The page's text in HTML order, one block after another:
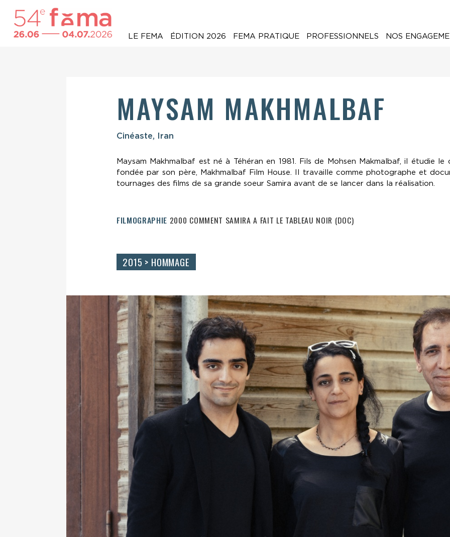
LE FEMA ÉDITION 2026 FEMA PRATIQUE PROFESSIONNELS NOS
MAYSAM MAKHMALBAF
Cinéaste, Iran
Maysam Makhmalbaf est né à Téhéran en 1981. Fils de Mohsen Makmalbaf, il étudie le
fondée par son père, Makhmalbaf Film House. Il travaille comme photographe et
tournages des films de sa grande soeur Samira avant de se lancer dans la réalisation.
FILMOGRAPHIE 2000 COMMENT SAMIRA A FAIT LE TABLEAU NOIR (DOC)
2015 > HOMMAGE